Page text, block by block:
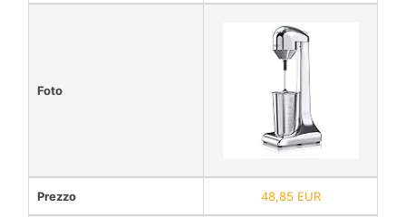
Foto
Prezzo 48,85 EUR